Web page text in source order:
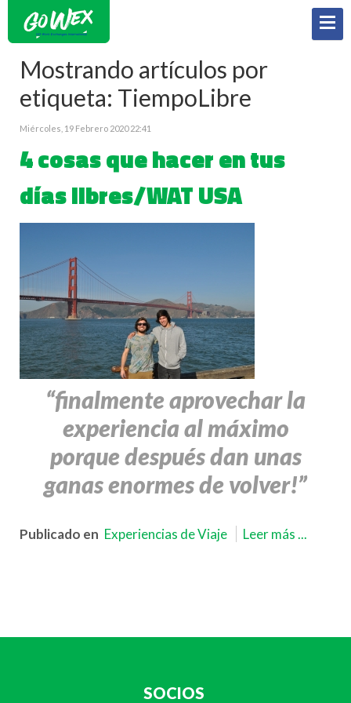
Mostrando artículos por
etiqueta: TiempoLibre
Miércoles, 19 Febrero 2020 22:41
4 cosas que hacer en tus
días libres/WAT USA
“finalmente aprovechar la
experiencia al máximo
porque después dan unas
ganas enormes de volver!”
Publicado en Experiencias de Viaje Leer más ...
SOCIOS